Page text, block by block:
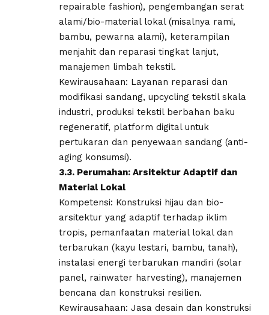
repairable fashion), pengembangan serat
alami/bio-material lokal (misalnya rami,
bambu, pewarna alami), keterampilan
menjahit dan reparasi tingkat lanjut,
manajemen limbah tekstil.
​Kewirausahaan: Layanan reparasi dan
modifikasi sandang, upcycling tekstil skala
industri, produksi tekstil berbahan baku
regeneratif, platform digital untuk
pertukaran dan penyewaan sandang (anti-
aging konsumsi).
​3.3. Perumahan: Arsitektur Adaptif dan
Material Lokal
​Kompetensi: Konstruksi hijau dan bio-
arsitektur yang adaptif terhadap iklim
tropis, pemanfaatan material lokal dan
terbarukan (kayu lestari, bambu, tanah),
instalasi energi terbarukan mandiri (solar
panel, rainwater harvesting), manajemen
bencana dan konstruksi resilien.
​Kewirausahaan: Jasa desain dan konstruksi